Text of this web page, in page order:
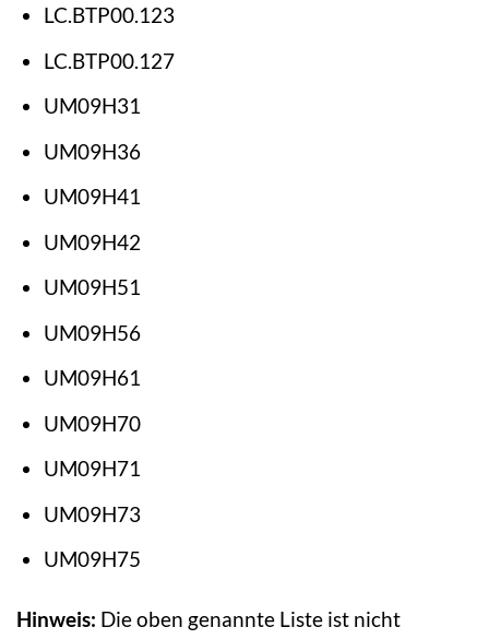
LC.BTP00.123
LC.BTP00.127
UM09H31
UM09H36
UM09H41
UM09H42
UM09H51
UM09H56
UM09H61
UM09H70
UM09H71
UM09H73
UM09H75
Hinweis: Die oben genannte Liste ist nicht